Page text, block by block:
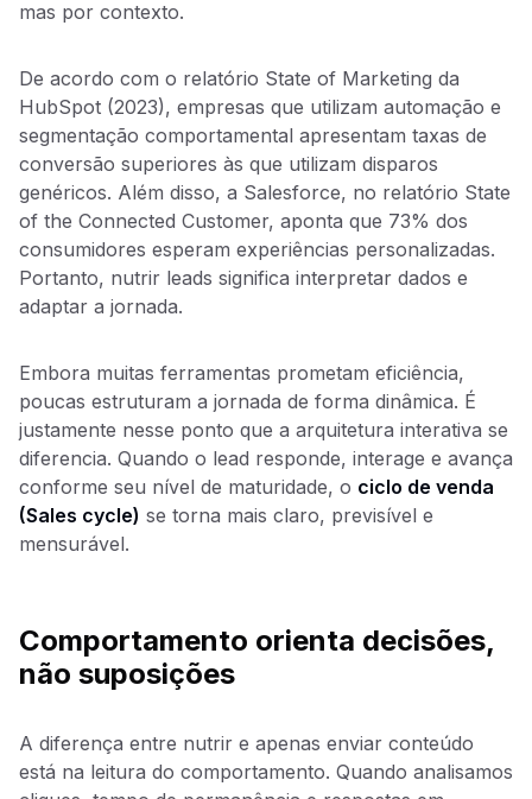
mas por contexto.
De acordo com o relatório State of Marketing da
HubSpot (2023), empresas que utilizam automação e
segmentação comportamental apresentam taxas de
conversão superiores às que utilizam disparos
genéricos. Além disso, a Salesforce, no relatório State
of the Connected Customer, aponta que 73% dos
consumidores esperam experiências personalizadas.
Portanto, nutrir leads significa interpretar dados e
adaptar a jornada.
Embora muitas ferramentas prometam eficiência,
poucas estruturam a jornada de forma dinâmica. É
justamente nesse ponto que a arquitetura interativa se
diferencia. Quando o lead responde, interage e avança
conforme seu nível de maturidade, o ciclo de venda
(Sales cycle) se torna mais claro, previsível e
mensurável.
Comportamento orienta decisões,
não suposições
A diferença entre nutrir e apenas enviar conteúdo
está na leitura do comportamento. Quando analisamos